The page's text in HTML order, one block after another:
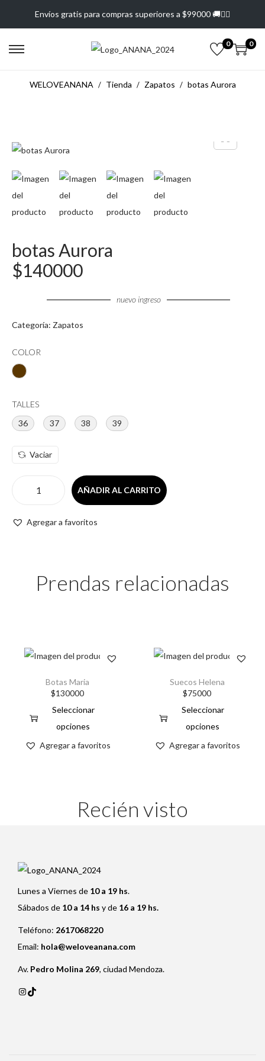
Envíos gratis para compras superiores a $99000 🚚❤️‍🔥
0 0
WELOVEANANA Tienda Zapatos botas Aurora
botas Aurora
$140000
nuevo ingreso
Categoría: Zapatos
COLOR
TALLES
36
37 38 39
Vaciar
AÑADIR AL CARRITO
Agregar a favoritos
Prendas relacionadas
Botas Maria
$130000
Seleccionar
opciones
Agregar a favoritos
Suecos Helena
$75000
Seleccionar
opciones
Agregar a favoritos
Recién visto
Lunes a Viernes de 10 a 19 hs.
Sábados de 10 a 14 hs y de 16 a 19 hs.
Teléfono: 2617068220
Email: hola@weloveanana.com
Av. Pedro Molina 269, ciudad Mendoza.